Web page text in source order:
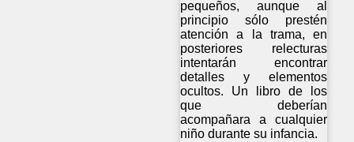
pequeños, aunque al
principio sólo prestén
atención a la trama, en
posteriores relecturas
intentarán encontrar
detalles y elementos
ocultos. Un libro de los
que deberían
acompañara a cualquier
niño durante su infancia.